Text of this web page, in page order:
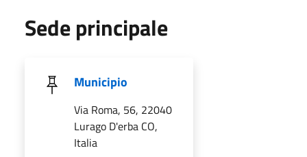
Sede principale
Municipio
Via Roma, 56, 22040
Lurago D'erba CO,
Italia